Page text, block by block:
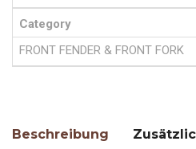
Category
FRONT FENDER & FRONT FORK
Beschreibung